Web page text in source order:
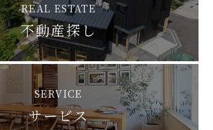
REAL ESTATE
不動産探し
SERVICE
サービス